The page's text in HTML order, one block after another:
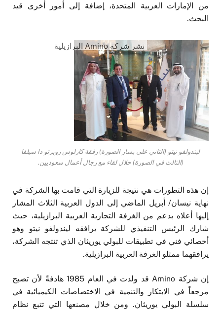
من الإمارات العربية المتحدة، إضافة إلى أمور أخرى قيد
البحث.
نشر شركة Amino البرازيلية
ليندولفو نيتو (الثاني على يسار الصورة) رفقة كارلوس روبرتو دا سيلفا
(الثالث في الصورة) خلال لقاء مع رجال أعمال سعوديين.
إن هذه التطورات هي نتيجة للزيارة التي قامت بها الشركة في
نهاية نيسان/ أبريل الماضي إلى الدول العربية الثلاث المشار
إليها أعلاه بدعم من الغرفة التجارية العربية البرازيلية، حيث
شارك الرئيس التنفيذي للشركة يرافقه ليندولفو نيتو وهو
أخصائي فني في تطبيقات للبولي يوريثان الذي تنتجه الشركة،
يرافقهما ممثلو الغرفة العربية البرازيلية.
إن شركة Amino قد ولدت في العام 1985 هادفةً لأن تصبح
مرجعاً في الابتكار والتنمية في الاختصاصات الكيميائية في
سلسلة البولي يوريثان. ومن خلال مصنعها التي تتبع نظام